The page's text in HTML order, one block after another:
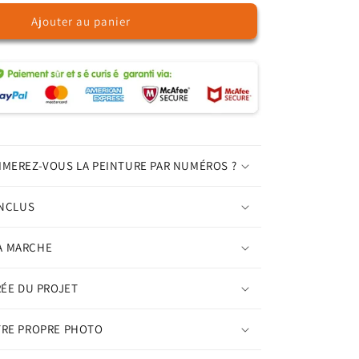
par
Ajouter au panier
VOUS LA PEINTURE PAR NUMÉROS ?
MARCHE
DU PROJET
PROPRE PHOTO